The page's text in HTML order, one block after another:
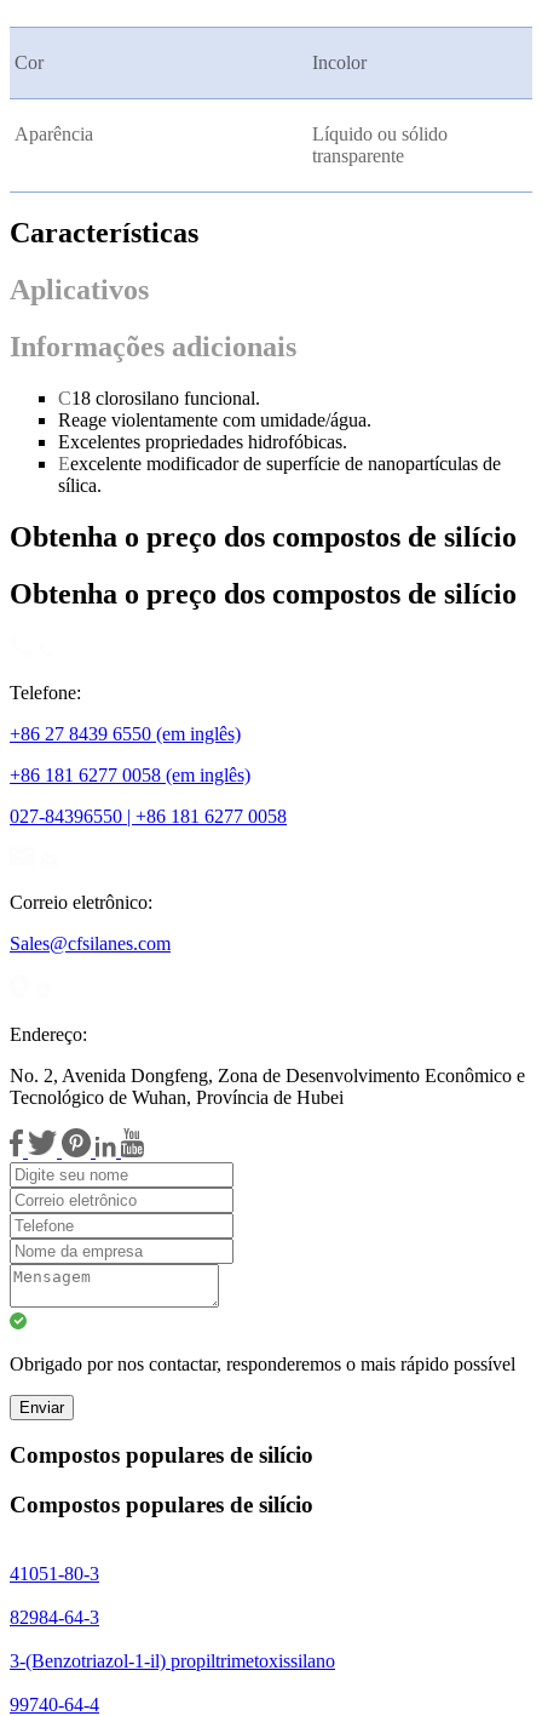
Cor Incolor
Aparência
Líquido ou sólido
transparente
Características
Aplicativos
Informações adicionais
C18 clorosilano funcional.
Reage violentamente com umidade/água.
Excelentes propriedades hidrofóbicas.
Eexcelente modificador de superfície de nanopartículas de
sílica.
Obtenha o preço dos compostos de silício
Obtenha o preço dos compostos de silício
Telefone:
+86 27 8439 6550 (em inglês)
+86 181 6277 0058 (em inglês)
027-84396550 | +86 181 6277 0058
Correio eletrônico:
Sales@cfsilanes.com
Endereço:
No. 2, Avenida Dongfeng, Zona de Desenvolvimento Econômico e
Tecnológico de Wuhan, Província de Hubei
Obrigado por nos contactar, responderemos o mais rápido possível
Enviar
Compostos populares de silício
Compostos populares de silício
41051-80-3
82984-64-3
3-(Benzotriazol-1-il) propiltrimetoxissilano
99740-64-4